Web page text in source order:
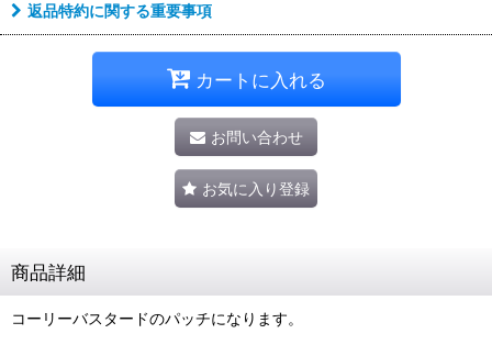
返品特約に関する重要事項
カートに入れる
お問い合わせ
お気に入り登録
商品詳細
コーリーバスタードのパッチになります。